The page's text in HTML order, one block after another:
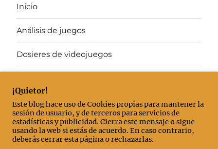
Inicio
Análisis de juegos
Dosieres de videojuegos
Artículos destacados
Mis «El mejor juego del año»
¡Quietor!
Este blog hace uso de Cookies propias para mantener la
sesión de usuario, y de terceros para servicios de
estadísticas y publicidad. Cierra este mensaje o sigue
usando la web si estás de acuerdo. En caso contrario,
deberás cerrar esta página o rechazarlas.